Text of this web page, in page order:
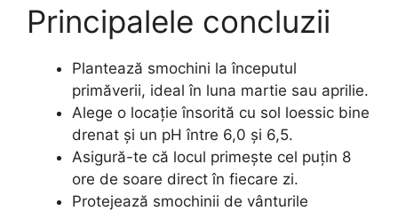
Principalele concluzii
Plantează smochini la începutul
primăverii, ideal în luna martie sau aprilie.
Alege o locație însorită cu sol loessic bine
drenat și un pH între 6,0 și 6,5.
Asigură-te că locul primește cel puțin 8
ore de soare direct în fiecare zi.
Protejează smochinii de vânturile